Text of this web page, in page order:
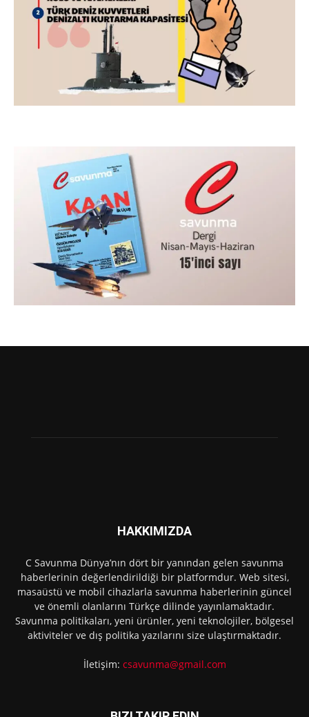
HAKKIMIZDA
C Savunma Dünya’nın dört bir yanından gelen savunma
haberlerinin değerlendirildiği bir platformdur. Web sitesi,
masaüstü ve mobil cihazlarla savunma haberlerinin güncel
ve önemli olanlarını Türkçe dilinde yayınlamaktadır.
Savunma politikaları, yeni ürünler, yeni teknolojiler, bölgesel
aktiviteler ve dış politika yazılarını size ulaştırmaktadır.
İletişim: csavunma@gmail.com